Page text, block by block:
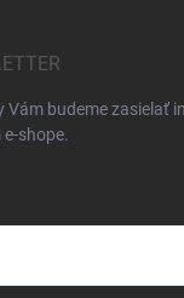
Vám budeme zasielať
shope.